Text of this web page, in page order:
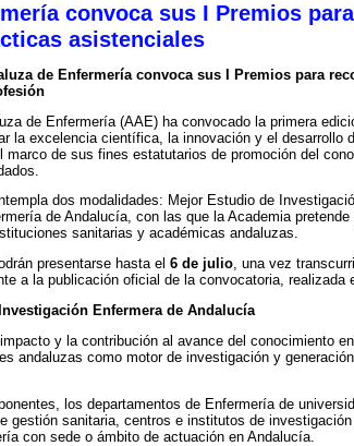
convoca sus I Premios
asistenciales
de Enfermería convoca sus I Premios para
de Enfermería (AAE) ha convocado la primera
la excelencia científica, la innovación y el desarrollo
marco de sus fines estatutarios de promoción del
dos modalidades: Mejor Estudio de
de Andalucía, con las que la Academia
sanitarias y académicas andaluzas.
presentarse hasta el 6 de julio, una vez
a la publicación oficial de la convocatoria, realizada
Enfermera de Andalucía
y la contribución al avance del conocimiento
andaluzas como motor de investigación y
los departamentos de Enfermería de
gestión sanitaria, centros e institutos de
con sede o ámbito de actuación en Andalucía.